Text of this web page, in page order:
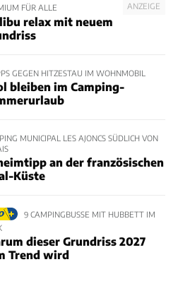
ANZEIGE
FÜR ALLE
relax mit neuem
GEGEN HITZESTAU IM WOHNMOBIL
bleiben im Camping-
MUNICIPAL LES AJONCS SÜDLICH VON
an der französischen
Küste
9 CAMPINGBUSSE MIT HUBBETT IM
dieser Grundriss 2027
Trend wird